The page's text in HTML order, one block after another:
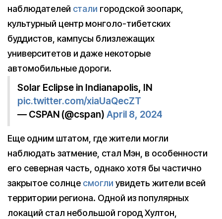
наблюдателей стали городской зоопарк,
культурный центр монголо-тибетских
буддистов, кампусы близлежащих
университетов и даже некоторые
автомобильные дороги.
Solar Eclipse in Indianapolis, IN
pic.twitter.com/xiaUaQecZT
— CSPAN (@cspan) April 8, 2024
Еще одним штатом, где жители могли
наблюдать затмение, стал Мэн, в особенности
его северная часть, однако хотя бы частично
закрытое солнце смогли увидеть жители всей
территории региона. Одной из популярных
локаций стал небольшой город Хултон,